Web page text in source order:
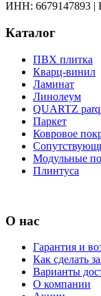
ИНН: 6679147893
Каталог
ПВХ плитка
Кварц-винил
Ламинат
Линолеум
QUARTZ
Паркет
Ковровое
Модульные
Плинтуса
О нас
Гарантия и
Как сделать
Варианты
О компании